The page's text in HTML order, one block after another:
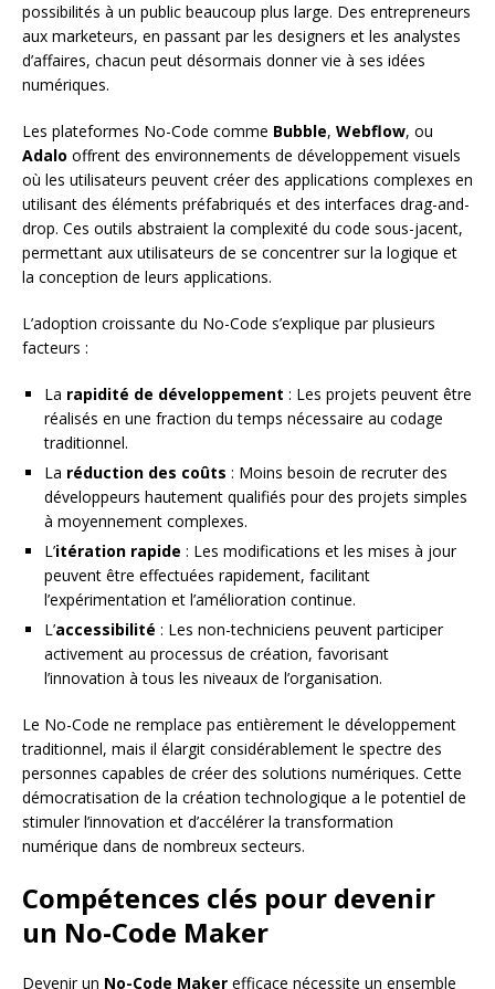
possibilités à un public beaucoup plus large. Des entrepreneurs
aux marketeurs, en passant par les designers et les analystes
d’affaires, chacun peut désormais donner vie à ses idées
numériques.
Les plateformes No-Code comme Bubble, Webflow, ou
Adalo offrent des environnements de développement visuels
où les utilisateurs peuvent créer des applications complexes en
utilisant des éléments préfabriqués et des interfaces drag-and-
drop. Ces outils abstraient la complexité du code sous-jacent,
permettant aux utilisateurs de se concentrer sur la logique et
la conception de leurs applications.
L’adoption croissante du No-Code s’explique par plusieurs
facteurs :
La rapidité de développement : Les projets peuvent être
réalisés en une fraction du temps nécessaire au codage
traditionnel.
La réduction des coûts : Moins besoin de recruter des
développeurs hautement qualifiés pour des projets simples
à moyennement complexes.
L’itération rapide : Les modifications et les mises à jour
peuvent être effectuées rapidement, facilitant
l’expérimentation et l’amélioration continue.
L’accessibilité : Les non-techniciens peuvent participer
activement au processus de création, favorisant
l’innovation à tous les niveaux de l’organisation.
Le No-Code ne remplace pas entièrement le développement
traditionnel, mais il élargit considérablement le spectre des
personnes capables de créer des solutions numériques. Cette
démocratisation de la création technologique a le potentiel de
stimuler l’innovation et d’accélérer la transformation
numérique dans de nombreux secteurs.
Compétences clés pour devenir
un No-Code Maker
Devenir un No-Code Maker efficace nécessite un ensemble